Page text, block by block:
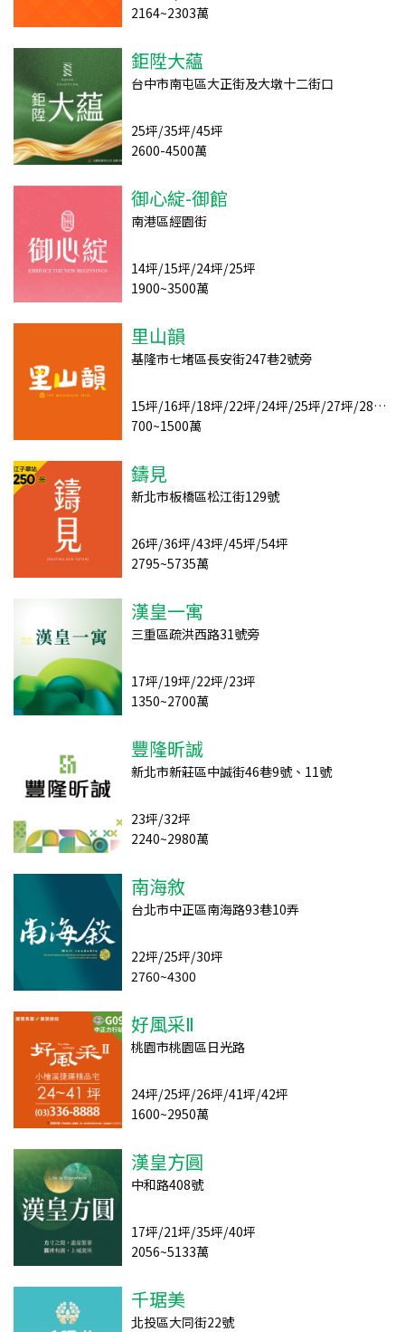
2164~2303萬
鉅陞大藴
台中市南屯區大正街及大墩十二街口
25坪/35坪/45坪
2600-4500萬
御心綻-御館
南港區經園街
14坪/15坪/24坪/25坪
1900~3500萬
里山韻
基隆市七堵區長安街247巷2號旁
15坪/16坪/18坪/22坪/24坪/25坪/27坪/28坪/29坪/32坪
700~1500萬
鑄見
新北市板橋區松江街129號
26坪/36坪/43坪/45坪/54坪
2795~5735萬
漢皇一寓
三重區疏洪西路31號旁
17坪/19坪/22坪/23坪
1350~2700萬
豐隆昕誠
新北市新莊區中誠街46巷9號、11號
23坪/32坪
2240~2980萬
南海敘
台北市中正區南海路93巷10弄
22坪/25坪/30坪
2760~4300
好風采Ⅱ
桃園市桃園區日光路
24坪/25坪/26坪/41坪/42坪
1600~2950萬
漢皇方圓
中和路408號
17坪/21坪/35坪/40坪
2056~5133萬
千琚美
北投區大同街22號